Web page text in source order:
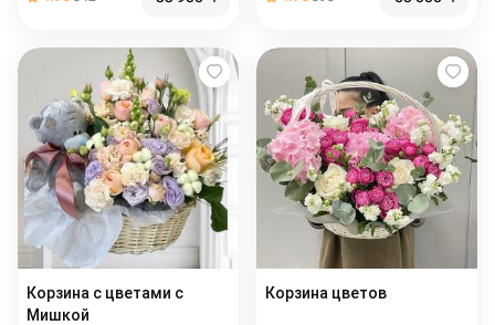
Корзина с цветами с
Мишкой
Корзина цветов